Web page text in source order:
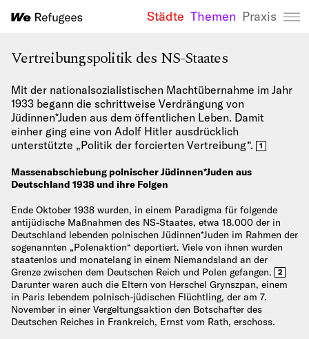
We Refugees
Städte Themen Praxis
Vertreibungspolitik des NS-Staates
Mit der nationalsozialistischen Machtübernahme im Jahr
1933 begann die schrittweise Verdrängung von
Jüdinnen*Juden aus dem öffentlichen Leben. Damit
einher ging eine von Adolf Hitler ausdrücklich
unterstützte „Politik der forcierten Vertreibung“.
1
Massenabschiebung polnischer Jüdinnen*Juden aus
Deutschland 1938 und ihre Folgen
Ende Oktober 1938 wurden, in einem Paradigma für folgende
antijüdische Maßnahmen des NS-Staates, etwa 18.000 der in
Deutschland lebenden polnischen Jüdinnen*Juden im Rahmen der
sogenannten „Polenaktion“ deportiert. Viele von ihnen wurden
staatenlos und monatelang in einem Niemandsland an der
Grenze zwischen dem Deutschen Reich und Polen gefangen.
2
Darunter waren auch die Eltern von Herschel Grynszpan, einem
in Paris lebendem polnisch-jüdischen Flüchtling, der am 7.
November in einer Vergeltungsaktion den Botschafter des
Deutschen Reiches in Frankreich, Ernst vom Rath, erschoss.